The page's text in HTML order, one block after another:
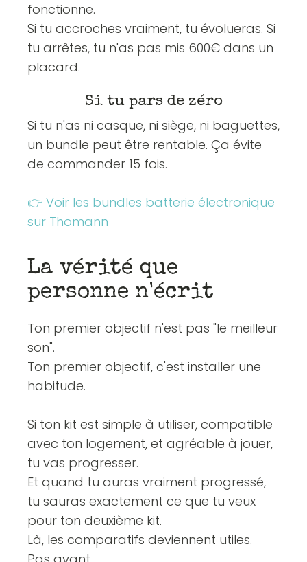
fonctionne.
Si tu accroches vraiment, tu évolueras. Si
tu arrêtes, tu n'as pas mis 600€ dans un
placard.
Si tu pars de zéro
Si tu n'as ni casque, ni siège, ni baguettes,
un bundle peut être rentable. Ça évite
de commander 15 fois.
👉 Voir les bundles batterie électronique
sur Thomann
La vérité que
personne n'écrit
Ton premier objectif n'est pas "le meilleur
son".
Ton premier objectif, c'est installer une
habitude.
Si ton kit est simple à utiliser, compatible
avec ton logement, et agréable à jouer,
tu vas progresser.
Et quand tu auras vraiment progressé,
tu sauras exactement ce que tu veux
pour ton deuxième kit.
Là, les comparatifs deviennent utiles.